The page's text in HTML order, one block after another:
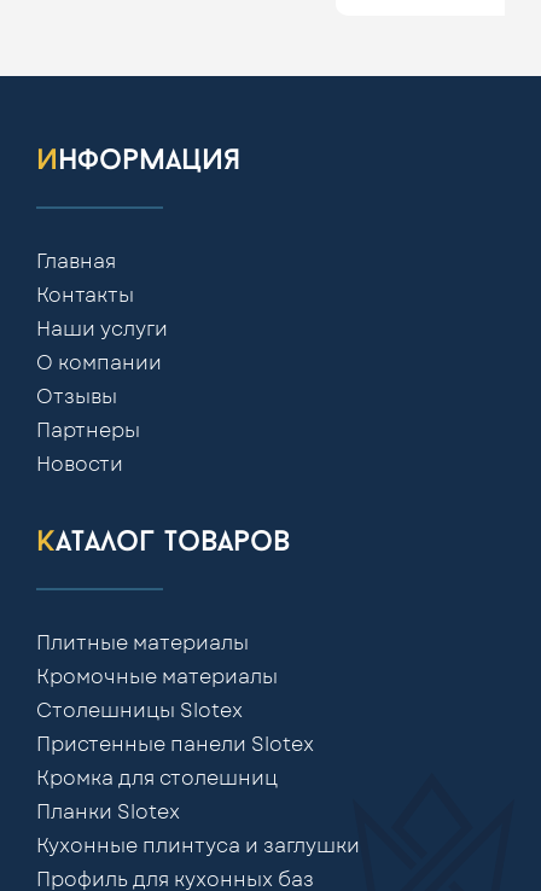
информация
Главная
Контакты
Наши услуги
О компании
Отзывы
Партнеры
Новости
каталог товаров
Плитные материалы
Кромочные материалы
Столешницы Slotex
Пристенные панели Slotex
Кромка для столешниц
Планки Slotex
Кухонные плинтуса и заглушки
Профиль для кухонных баз